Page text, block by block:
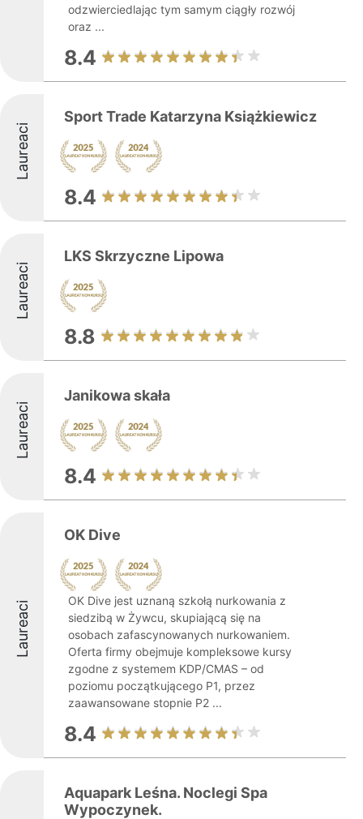
odzwierciedlając tym samym ciągły rozwój
oraz ...
8.4
Laureaci
Sport Trade Katarzyna Książkiewicz
8.4
Laureaci
LKS Skrzyczne Lipowa
8.8
Laureaci
Janikowa skała
8.4
Laureaci
OK Dive
OK Dive jest uznaną szkołą nurkowania z
siedzibą w Żywcu, skupiającą się na
osobach zafascynowanych nurkowaniem.
Oferta firmy obejmuje kompleksowe kursy
zgodne z systemem KDP/CMAS – od
poziomu początkującego P1, przez
zaawansowane stopnie P2 ...
8.4
Aquapark Leśna. Noclegi Spa
Wypoczynek.